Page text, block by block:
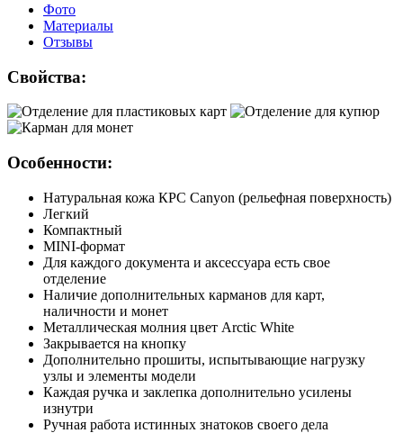
Фото
Материалы
Отзывы
Свойства:
Особенности:
Натуральная кожа КРС Canyon (рельефная поверхность)
Легкий
Компактный
MINI-формат
Для каждого документа и аксессуара есть свое
отделение
Наличие дополнительных карманов для карт,
наличности и монет
Металлическая молния цвет Arctic White
Закрывается на кнопку
Дополнительно прошиты, испытывающие нагрузку
узлы и элементы модели
Каждая ручка и заклепка дополнительно усилены
изнутри
Ручная работа истинных знатоков своего дела